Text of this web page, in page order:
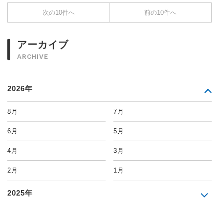
次の10件へ 前の10件へ
アーカイブ
ARCHIVE
2026年
8月 7月
6月 5月
4月 3月
2月 1月
2025年